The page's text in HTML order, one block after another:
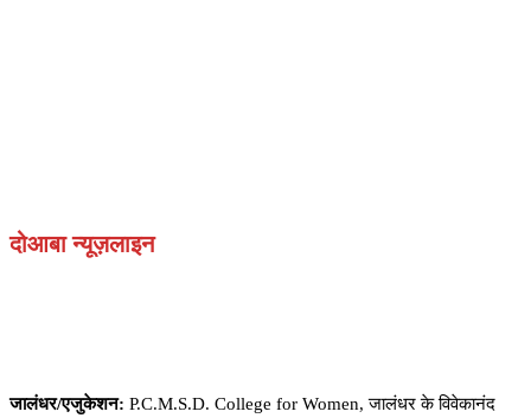
दोआबा न्यूज़लाइन
जालंधर/एजुकेशन: P.C.M.S.D. College for Women, जालंधर के विवेकानंद